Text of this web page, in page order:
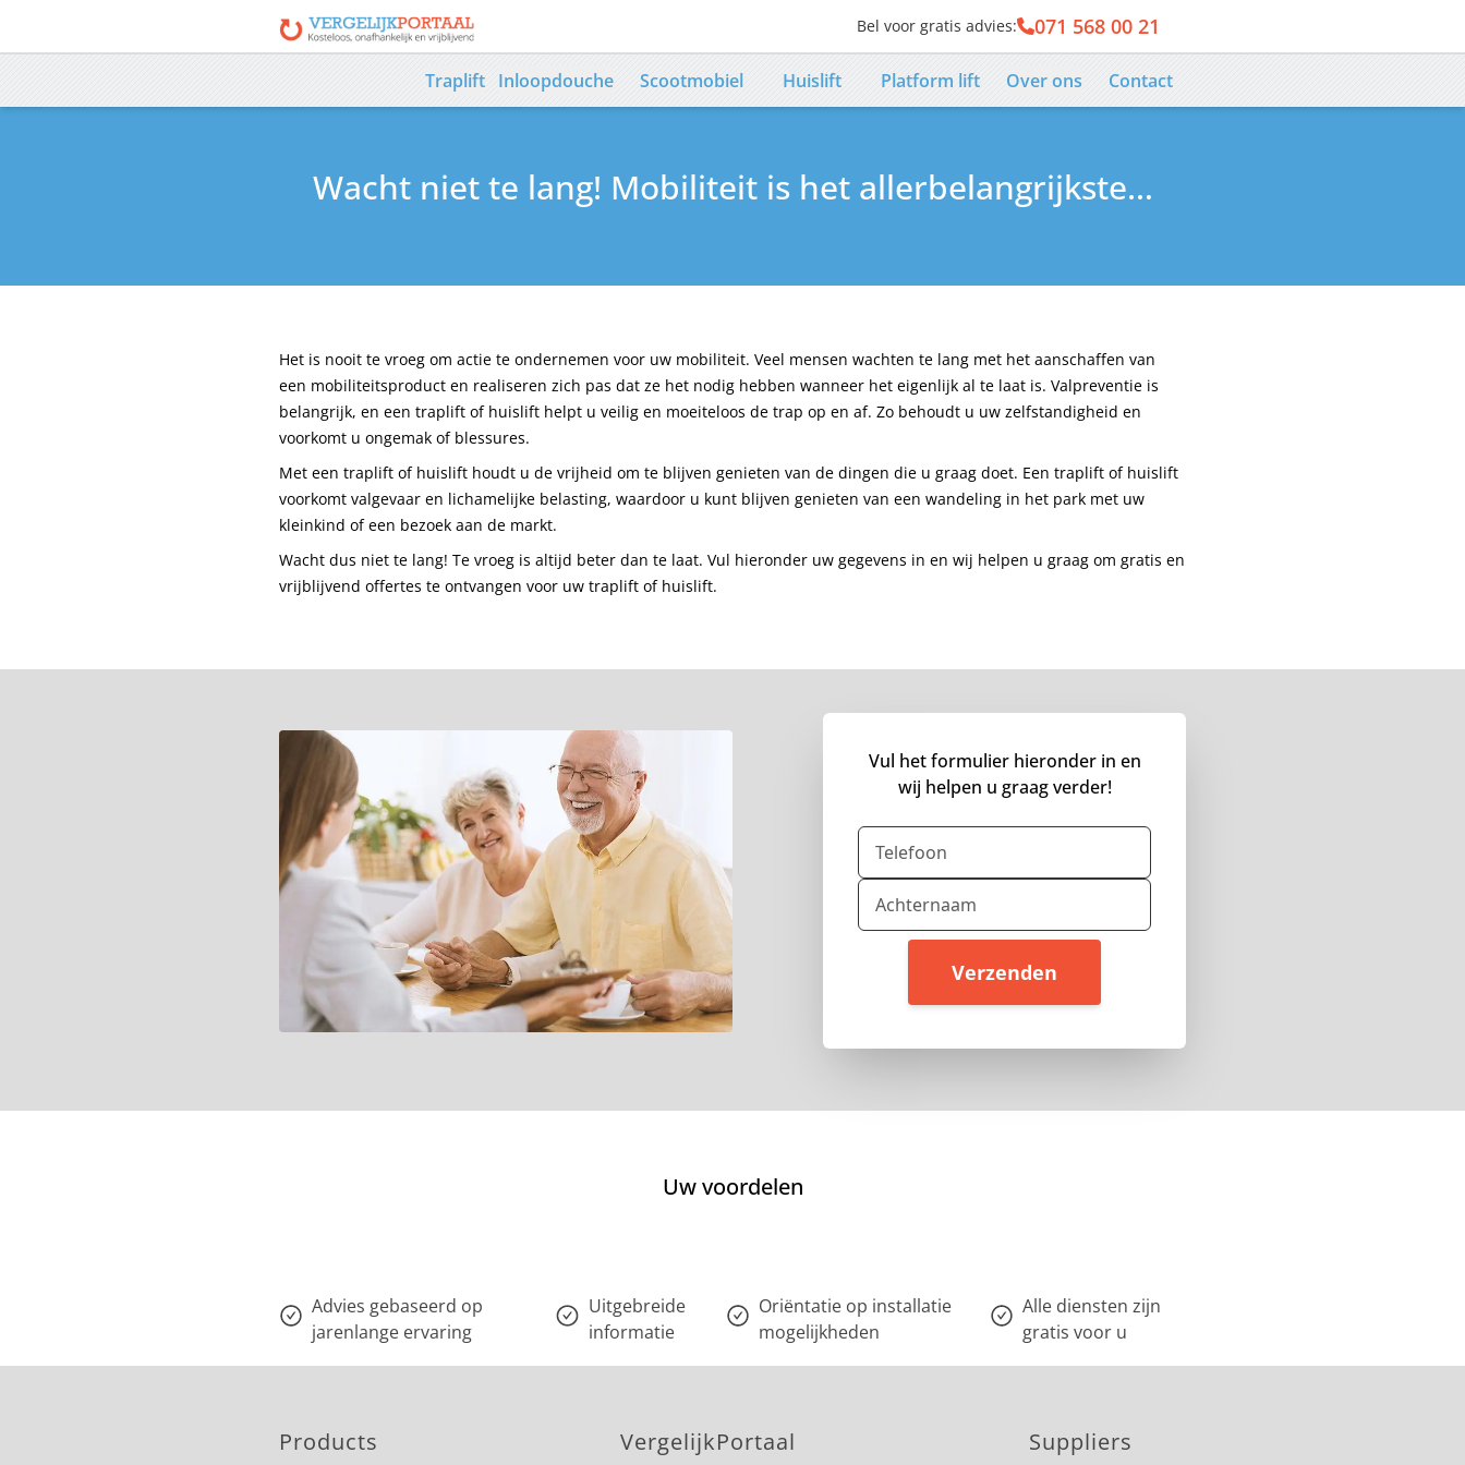
Contact number
Bel voor gratis advies: 071 568 00 21
Traplift Inloopdouche Scootmobiel Huislift Platform lift Over ons Contact
Wacht niet te lang! Mobiliteit is het allerbelangrijkste…
Het is nooit te vroeg om actie te ondernemen voor uw mobiliteit. Veel mensen wachten te lang met het aanschaffen van
een mobiliteitsproduct en realiseren zich pas dat ze het nodig hebben wanneer het eigenlijk al te laat is. Valpreventie is
belangrijk, en een traplift of huislift helpt u veilig en moeiteloos de trap op en af. Zo behoudt u uw zelfstandigheid en
voorkomt u ongemak of blessures.
Met een traplift of huislift houdt u de vrijheid om te blijven genieten van de dingen die u graag doet. Een traplift of huislift
voorkomt valgevaar en lichamelijke belasting, waardoor u kunt blijven genieten van een wandeling in het park met uw
kleinkind of een bezoek aan de markt.
Wacht dus niet te lang! Te vroeg is altijd beter dan te laat. Vul hieronder uw gegevens in en wij helpen u graag om gratis en
vrijblijvend offertes te ontvangen voor uw traplift of huislift.
Vul het formulier hieronder in en
wij helpen u graag verder!
Telefoon
Achternaam
Verzenden
Uw voordelen
Advies gebaseerd op
jarenlange ervaring
Uitgebreide
informatie
Oriëntatie op installatie
mogelijkheden
Alle diensten zijn
gratis voor u
Products VergelijkPortaal Suppliers